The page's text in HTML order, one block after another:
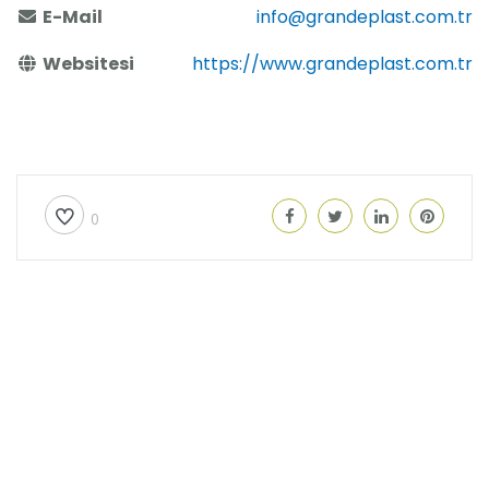
E-Mail
info@grandeplast.com.tr
Websitesi
https://www.grandeplast.com.tr
0